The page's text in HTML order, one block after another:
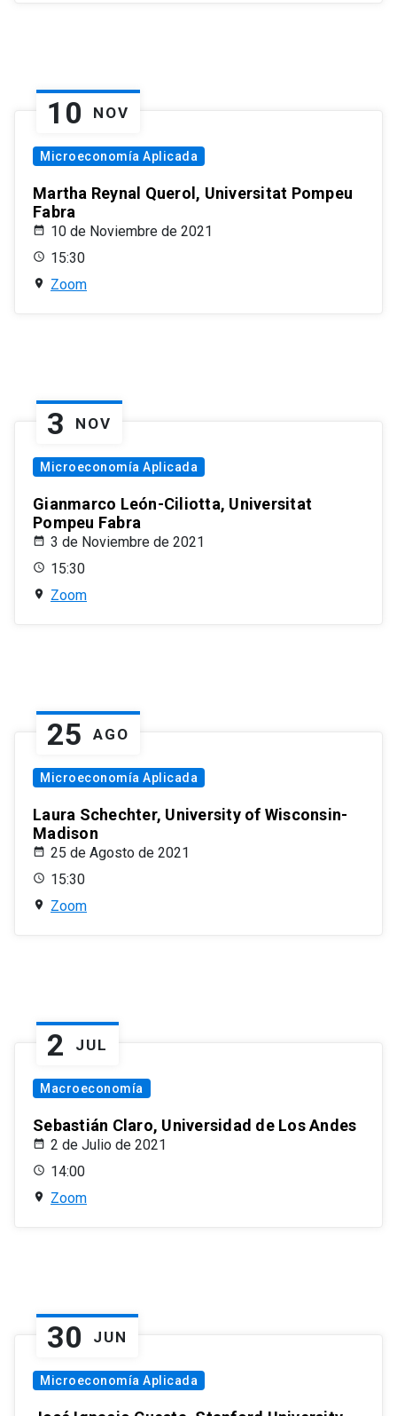
10 NOV
Microeconomía Aplicada
Martha Reynal Querol, Universitat Pompeu
Fabra
10 de Noviembre de 2021
15:30
Zoom
3 NOV
Microeconomía Aplicada
Gianmarco León-Ciliotta, Universitat
Pompeu Fabra
3 de Noviembre de 2021
15:30
Zoom
25 AGO
Microeconomía Aplicada
Laura Schechter, University of Wisconsin-
Madison
25 de Agosto de 2021
15:30
Zoom
2 JUL
Macroeconomía
Sebastián Claro, Universidad de Los Andes
2 de Julio de 2021
14:00
Zoom
30 JUN
Microeconomía Aplicada